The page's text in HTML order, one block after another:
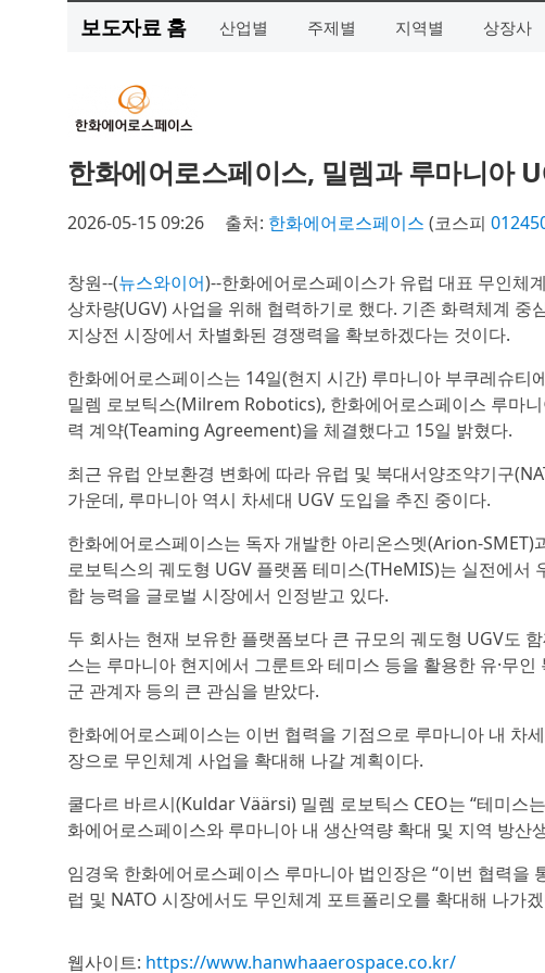
보도자료 홈 산업별 주제별 지역별 상장사
한화에어로스페이스, 밀렘과 루마니아
2026-05-15 09:26 출처: 한화에어로스페이스 (코스피
창원--(뉴스와이어)--한화에어로스페이스가 유럽 대표 무인
상차량(UGV) 사업을 위해 협력하기로 했다. 기존 화력체계
지상전 시장에서 차별화된 경쟁력을 확보하겠다는 것이다.
한화에어로스페이스는 14일(현지 시간) 루마니아 부쿠레슈티
밀렘 로보틱스(Milrem Robotics), 한화에어로스페이스 루마
력 계약(Teaming Agreement)을 체결했다고 15일 밝혔다.
최근 유럽 안보환경 변화에 따라 유럽 및 북대서양조약기구
가운데, 루마니아 역시 차세대 UGV 도입을 추진 중이다.
한화에어로스페이스는 독자 개발한 아리온스멧(Arion-
로보틱스의 궤도형 UGV 플랫폼 테미스(THeMIS)는 실전에
합 능력을 글로벌 시장에서 인정받고 있다.
두 회사는 현재 보유한 플랫폼보다 큰 규모의 궤도형 UGV도
스는 루마니아 현지에서 그룬트와 테미스 등을 활용한 유·무
군 관계자 등의 큰 관심을 받았다.
한화에어로스페이스는 이번 협력을 기점으로 루마니아 내 차
장으로 무인체계 사업을 확대해 나갈 계획이다.
쿨다르 바르시(Kuldar Väärsi) 밀렘 로보틱스 CEO는 “테미스
화에어로스페이스와 루마니아 내 생산역량 확대 및 지역 방산
임경욱 한화에어로스페이스 루마니아 법인장은 “이번 협력
럽 및 NATO 시장에서도 무인체계 포트폴리오를 확대해 나가
웹사이트: https://www.hanwhaaerospace.co.kr/